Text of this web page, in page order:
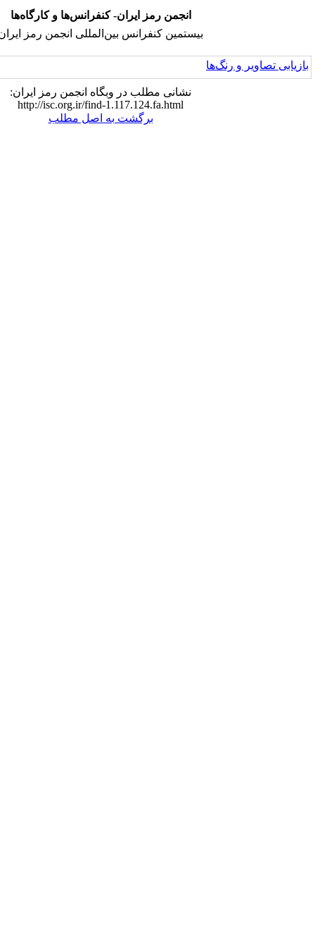
انجمن رمز ایران- کنفرانس‌ها و کارگاه‌ها
بیستمین کنفرانس بین‌المللی انجمن رمز ایران
نشانی مطلب در وبگاه انجمن رمز ایران:
http://isc.org.ir/find-1.117.124.fa.html